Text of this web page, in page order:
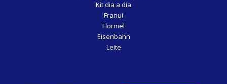
Kit dia a dia
Franui
Flormel
Eisenbahn
Leite